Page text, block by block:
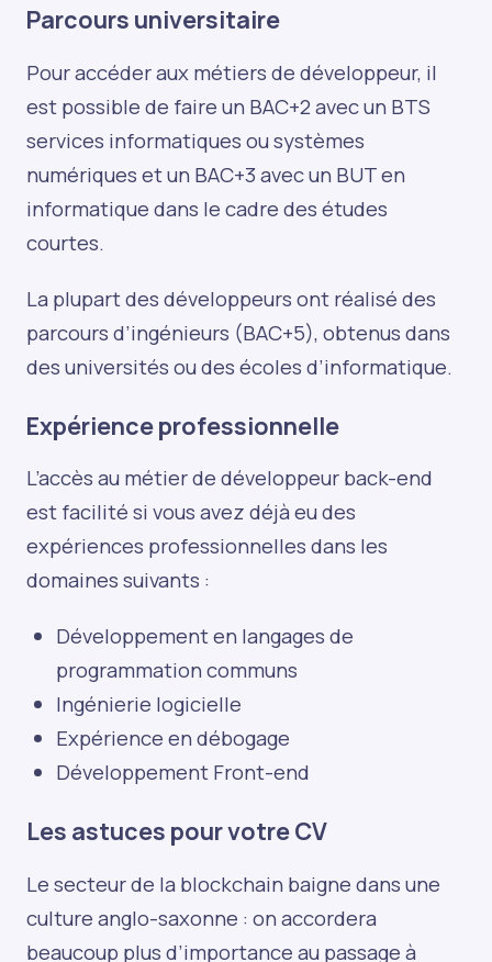
Parcours universitaire
Pour accéder aux métiers de développeur, il
est possible de faire un BAC+2 avec un BTS
services informatiques ou systèmes
numériques et un BAC+3 avec un BUT en
informatique dans le cadre des études
courtes.
La plupart des développeurs ont réalisé des
parcours d’ingénieurs (BAC+5), obtenus dans
des universités ou des écoles d’informatique.
Expérience professionnelle
L’accès au métier de développeur back-end
est facilité si vous avez déjà eu des
expériences professionnelles dans les
domaines suivants :
Développement en langages de
programmation communs
Ingénierie logicielle
Expérience en débogage
Développement Front-end
Les astuces pour votre CV
Le secteur de la blockchain baigne dans une
culture anglo-saxonne : on accordera
beaucoup plus d’importance au passage à